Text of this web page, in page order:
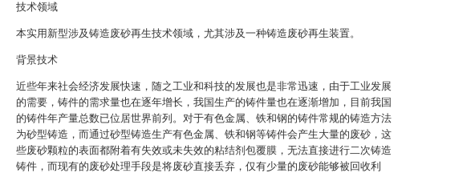
技术领域
本实用新型涉及铸造废砂再生技术领域，尤其涉及一种铸造废砂再生装置。
背景技术
近些年来社会经济发展快速，随之工业和科技的发展也是非常迅速，由于工业发展
的需要，铸件的需求量也在逐年增长，我国生产的铸件量也在逐渐增加，目前我国
的铸件年产量总数已位居世界前列。对于有色金属、铁和钢的铸件常规的铸造方法
为砂型铸造，而通过砂型铸造生产有色金属、铁和钢等铸件会产生大量的废砂，这
些废砂颗粒的表面都附着有失效或未失效的粘结剂包覆膜，无法直接进行二次铸造
铸件，而现有的废砂处理手段是将废砂直接丢弃，仅有少量的废砂能够被回收利